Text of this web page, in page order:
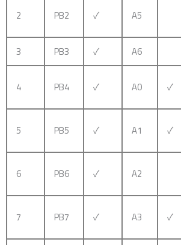
2 PB2 ✓ A5
3 PB3 ✓ A6
4 PB4 ✓ A0 ✓
5 PB5 ✓ A1 ✓
6 PB6 ✓ A2
7 PB7 ✓ A3 ✓